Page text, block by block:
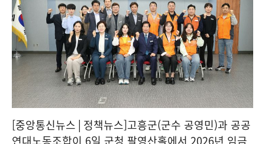
[중앙통신뉴스│정책뉴스]고흥군(군수 공영민)과 공공